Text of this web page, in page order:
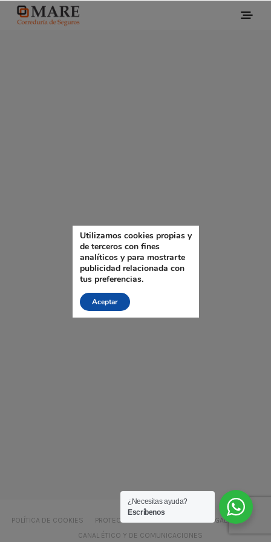
POLÍTICA DE COOKIES PROTECCIÓN DE DATOS
AVISO LEGAL LSSI – CE
CANAL ÉTICO Y DE COMUNICACIONES
Utilizamos cookies propias y
de terceros con fines
analíticos y para mostrarte
publicidad relacionada con
tus preferencias.
Aceptar
¿Necesitas ayuda?
Escríbenos